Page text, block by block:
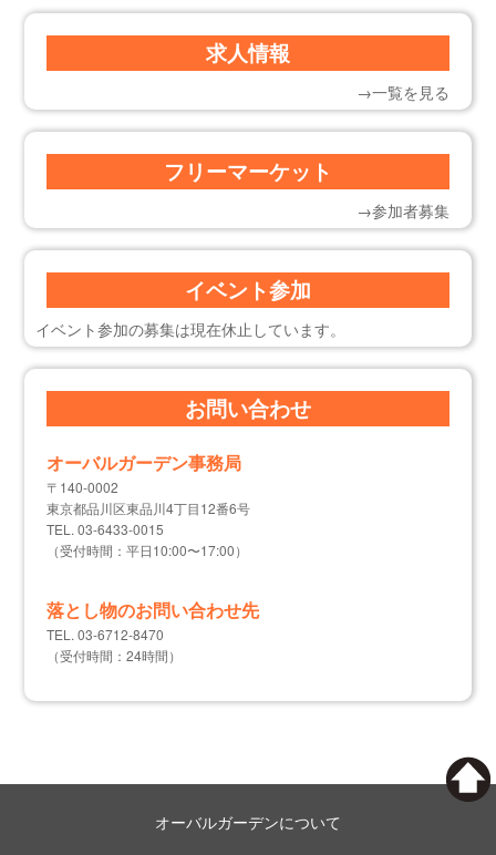
求人情報
→一覧を見る
フリーマーケット
→参加者募集
イベント参加
イベント参加の募集は現在休止しています。
お問い合わせ
オーバルガーデン事務局
〒140-0002
東京都品川区東品川4丁目12番6号
TEL. 03-6433-0015
（受付時間：平日10:00〜17:00）
落とし物のお問い合わせ先
TEL. 03-6712-8470
（受付時間：24時間）
オーバルガーデンについて